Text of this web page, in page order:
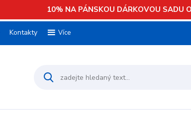
10% NA PÁNSKOU DÁRKOVOU SADU
Kontakty Více